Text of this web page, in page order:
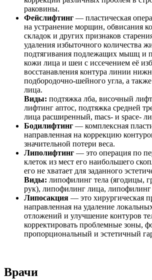
раковины.
Фейслифтинг — пластическая
на устранение морщин, обвисания
складок и других признаков
удаления избыточного количества
подтягивания подлежащих мышц и
кожи лица и шеи с иссечением её
восстанавления контура линии
подбородочно-шейного угла, а
лица.
Виды: подтяжка лба, височный
лифтинг аптос, подтяжка средней
лица расширенный, macs- и space-
Бодилифтинг — комплексная
направленная на коррекцию
значительной потери веса.
Липолифтинг — это операция по
клеток из мест его наибольшего
его не хватает для заданного
Виды: липофилинг тела (ягодицы,
рук), липофилинг лица,
Липосакция — это хирургическая
направленная на удаление
отложений и улучшение контуров
корректировать проблемные зоны,
пропорциональный и эстетичный
Врачи